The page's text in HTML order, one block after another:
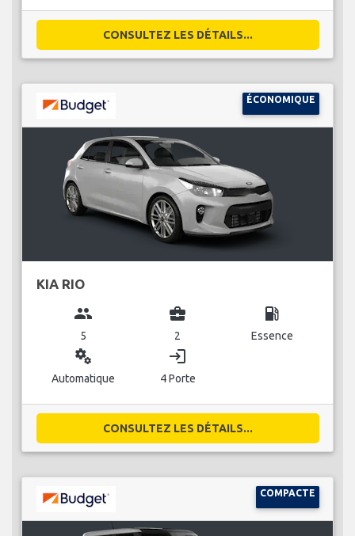
CONSULTEZ LES DÉTAILS...
ÉCONOMIQUE
KIA RIO
group
5
business_center
2
local_gas_station
Essence
miscellaneous_services
Automatique
login
4 Porte
CONSULTEZ LES DÉTAILS...
COMPACTE